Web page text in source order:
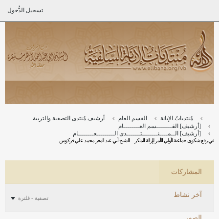
تسجيل الدُّخول
مُنتدياتُ الإبانة القسم العام
أرشيف مُنتدى التصفية والتربية
[أرشيف] القــــــــسم العــــــــام
[أرشيف] الــمــــنــــــــتـــــــدى الـــــــــعــــــــام
في رفع شكوى جماعية لأولي الأمر لإزالة المنكر.... الشيخ أبي عبد المعز محمد علي فركوس
المشاركات
آخر نشاط تصفية - فلترة